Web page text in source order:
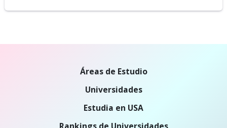
Áreas de Estudio
Universidades
Estudia en USA